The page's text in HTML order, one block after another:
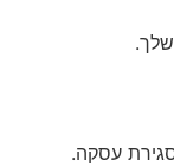
עסקה.